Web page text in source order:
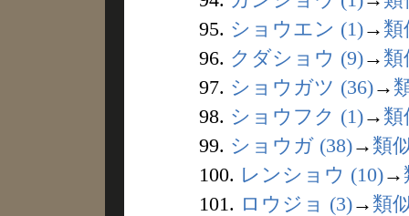
95. ショウエン (1)→ 類
96. クダショウ (9)→ 類
97. ショウガツ (36)→
98. ショウフク (1)→ 類
99. ショウガ (38)→ 類
100. レンショウ (10)→
101. ロウジョ (3)→ 類